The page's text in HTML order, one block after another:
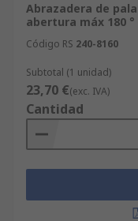
Abrazadera de
abertura máx 180 °
Código RS 240-8160
Subtotal (1 unidad)
23,70 €(exc. IVA)
Cantidad